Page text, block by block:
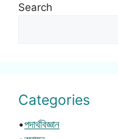
Search
Categories
•পদার্থবিজ্ঞান